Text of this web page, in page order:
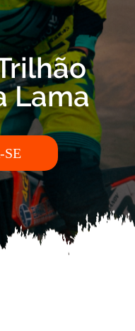
Lama
SE